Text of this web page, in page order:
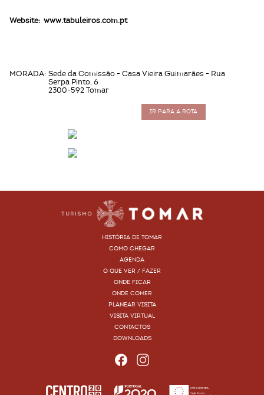
Website: www.tabuleiros.com.pt
MORADA: Sede da Comissão - Casa Vieira Guimarães - Rua
Serpa Pinto, 6
2300-592 Tomar
IR PARA A ROTA
HISTÓRIA DE TOMAR
COMO CHEGAR
AGENDA
O QUE VER / FAZER
ONDE FICAR
ONDE COMER
PLANEAR VISITA
VISITA VIRTUAL
CONTACTOS
DOWNLOADS